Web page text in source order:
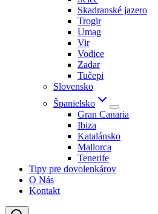
Skadranské jazero
Trogir
Umag
Vir
Vodice
Zadar
Tučepi
Slovensko
Španielsko
Gran Canaria
Ibiza
Katalánsko
Mallorca
Tenerife
Tipy pre dovolenkárov
O Nás
Kontakt